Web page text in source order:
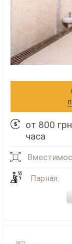
от 800
часа
Парная: